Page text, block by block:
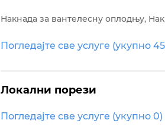
Накнада за вантелесну оплодњу
Погледајте све услуге (укупно
Локални порези
Погледајте све услуге (укупно 0)